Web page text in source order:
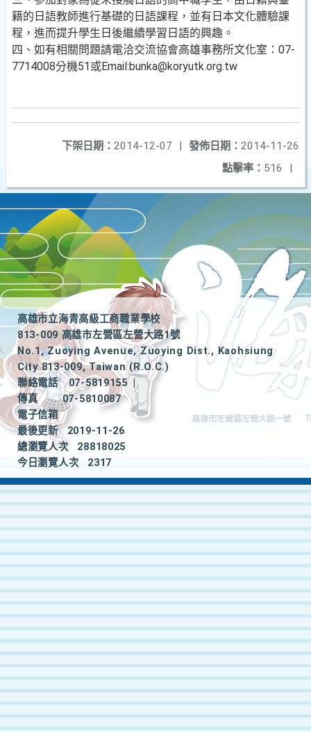
籍的日語教師進行基礎的日語課程，並有日本文化體驗課
程，進而提升學生日後繼續學習日語的興趣。
四、如有相關問題請電洽交流協會高雄事務所文化室：07-
7714008分機51或Email:bunka@koryutk.org.tw
發佈日期： 2014-11-26
下架日期： 2014-12-07
|
點擊率： 516 |
高雄市立海青高級工商職業學校
813-009 高雄市左營區左營大路1號
No.1, Zuoying Avenue, Zuoying Dist., Kaohsiung
City 813-009, Taiwan (R.O.C.)
聯絡電話
07-5819155
|
傳真
07-5810087
電子信箱
最後更新
2019-11-26
總瀏覽人次
28818025
今日瀏覽人次
2317